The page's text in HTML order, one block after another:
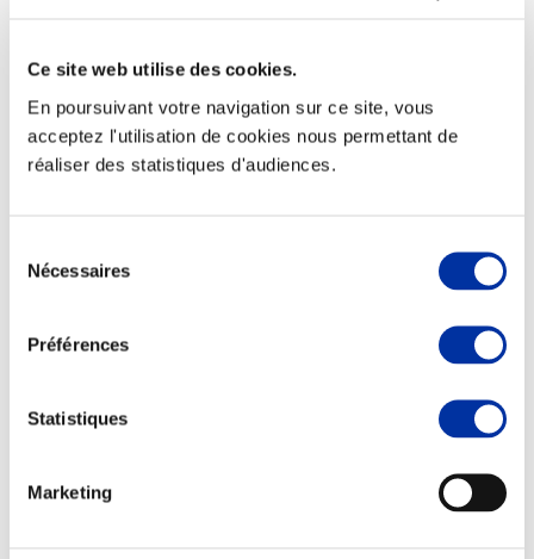
Ce site web utilise des cookies.
En poursuivant votre navigation sur ce site, vous
acceptez l'utilisation de cookies nous permettant de
réaliser des statistiques d'audiences.
Nécessaires
Préférences
Statistiques
Marketing